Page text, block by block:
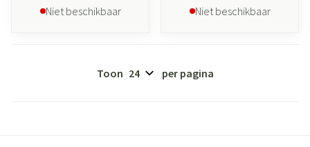
Niet beschikbaar Niet beschikbaar
Toon per pagina